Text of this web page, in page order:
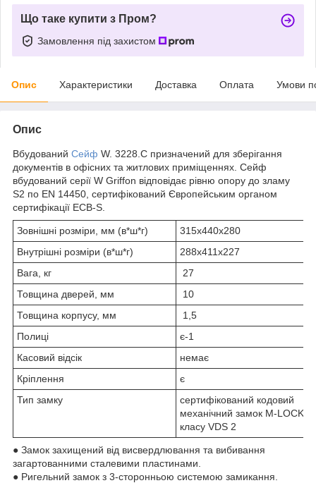
Що таке купити з Пром?
Замовлення під захистом
Опис Характеристики Доставка Оплата Умови
Опис
Вбудований Сейф W. 3228.C призначений для зберігання
документів в офісних та житлових приміщеннях. Сейф
вбудований серії W Griffon відповідає рівню опору до зламу
S2 по EN 14450, сертифікований Європейським органом
сертифікації ECB-S.
Зовнішні розміри, мм (в*ш*г)
315х440х280
Внутрішні розміри (в*ш*г)
288х411х227
Вага, кг
27
Товщина дверей, мм
10
Товщина корпусу, мм
1,5
Полиці
є-1
Касовий відсік
немає
Кріплення
є
Тип замку
сертифікований кодовий
механічний замок M-LOCKS
класу VDS 2
● Замок захищений від висвердлювання та вибивання
загартованними сталевими пластинами.
● Ригельний замок з 3-сторонньою системою замикання.